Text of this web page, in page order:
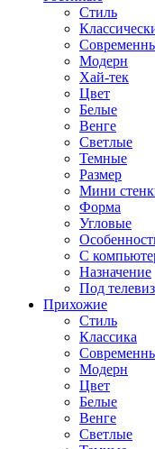
Стиль
Модерн
Хай-тек
Цвет
Белые
Венге
Светлые
Темные
Размер
Мини
Форма
Угловые
С
Назначение
Под
Прихожие
Стиль
Классика
Модерн
Цвет
Белые
Венге
Светлые